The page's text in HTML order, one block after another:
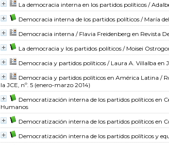
La democracia interna en los partidos políticos/
Democracia interna de los partidos políticos/ María
Democracia interna / Flavia Freidenberg en Revista
La democracia y los partidos políticos/ Moisei
Democracia y partidos políticos/ Laura A. Villalba en
Democracia y partidos políticos en América Latina /
la JCE, nº. 5 (enero-marzo 2014)
Democratización interna de los partidos políticos en
Humanos
Democratización interna de los partidos políticos en
Democratización interna de los partidos políticos y